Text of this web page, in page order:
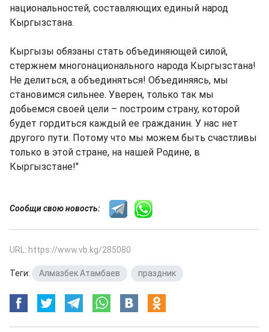
национальностей, составляющих единый народ
Кыргызстана.
Кыргызы обязаны стать объединяющей силой,
стержнем многонационального народа Кыргызстана!
Не делиться, а объединяться! Объединяясь, мы
становимся сильнее. Уверен, только так мы
добьемся своей цели – построим страну, которой
будет гордиться каждый ее гражданин. У нас нет
другого пути. Потому что мы можем быть счастливы
только в этой стране, на нашей Родине, в
Кыргызстане!"
Сообщи свою новость:
URL: https://www.vb.kg/285080
Теги: Алмазбек Атамбаев праздник